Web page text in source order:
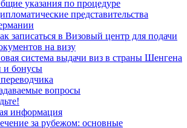
указания по процедуре
представительства
записаться в Визовый центр для подачи
на визу
система выдачи виз в страны Шенгена
и бонусы
вопросы
информация
за рубежом: основные